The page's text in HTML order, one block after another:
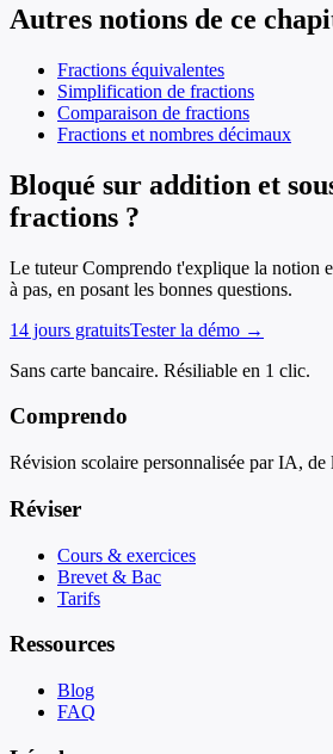
Autres notions de ce
Fractions équivalentes
Simplification de fractions
Comparaison de fractions
Fractions et nombres décimaux
Bloqué sur addition et
fractions ?
Le tuteur Comprendo t'explique la notion
à pas, en posant les bonnes questions.
14 jours gratuitsTester la démo →
Sans carte bancaire. Résiliable en 1 clic.
Comprendo
Révision scolaire personnalisée par IA, de
Réviser
Cours & exercices
Brevet & Bac
Tarifs
Ressources
Blog
FAQ